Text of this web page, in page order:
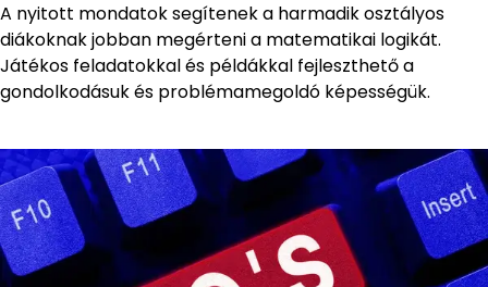
A nyitott mondatok segítenek a harmadik osztályos
diákoknak jobban megérteni a matematikai logikát.
Játékos feladatokkal és példákkal fejleszthető a
gondolkodásuk és problémamegoldó képességük.